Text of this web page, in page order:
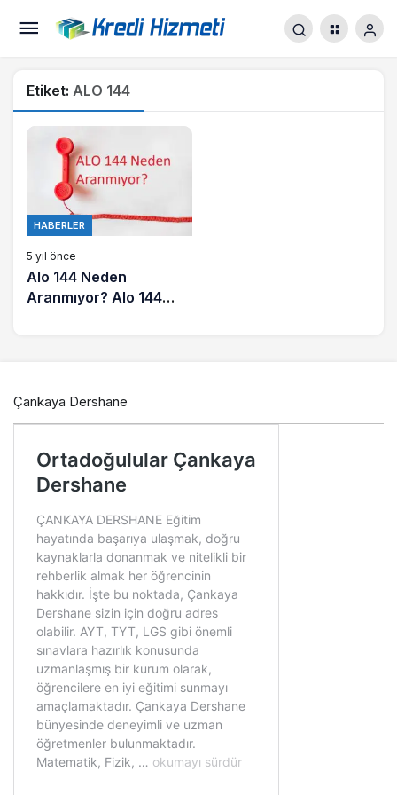
Etiket: ALO 144
HABERLER
5 yıl önce
Alo 144 Neden
Aranmıyor? Alo 144
Çankaya Dershane